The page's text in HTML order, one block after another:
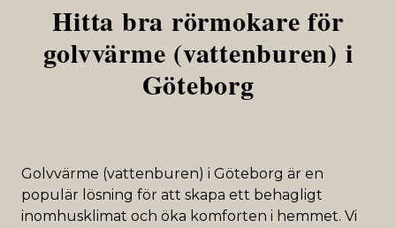
Hitta bra rörmokare för
golvvärme (vattenburen) i
Göteborg
Golvvärme (vattenburen) i Göteborg är en
populär lösning för att skapa ett behagligt
inomhusklimat och öka komforten i hemmet. Vi